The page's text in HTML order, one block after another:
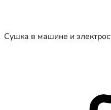
Сушка в машине и